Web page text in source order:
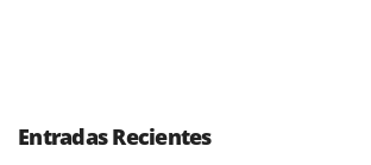
Entradas Recientes